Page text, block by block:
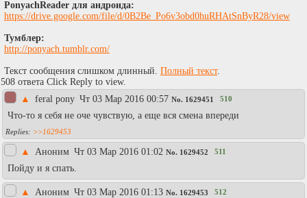
PonyachReader для андроида:
https://drive.google.com/file/d/0B2Be_Po6v3obd0huRHAtSnByR28/view
Тумблер:
http://ponyach.tumblr.com/
Текст сообщения слишком длинный. Полный текст.
508 ответа Click Reply to view.
▲
feral pony Чт 03 Мар 2016 00:57 No. 1629451 510
Что-то я себя не оче чувствую, а еще вся смена впереди
>>1629453
▲ Аноним Чт 03 Мар 2016 01:02 No. 1629452 511
Пойду и я спать.
▲ Аноним Чт 03 Мар 2016 01:13 No. 1629453 512